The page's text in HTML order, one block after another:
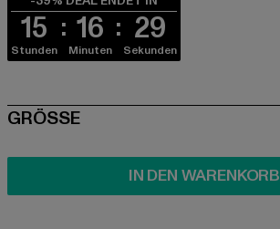
15
Stunden
16
Minuten
29
Sekunden
SIZE
GRÖSSE
IN DEN WARENKORB